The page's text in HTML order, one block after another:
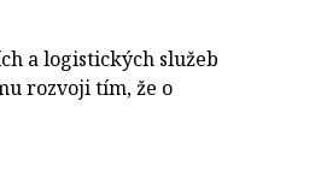
a logistických služeb
rozvoji tím, že o